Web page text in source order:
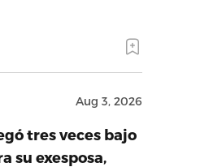
Aug 3, 2026
tres veces bajo
su exesposa,